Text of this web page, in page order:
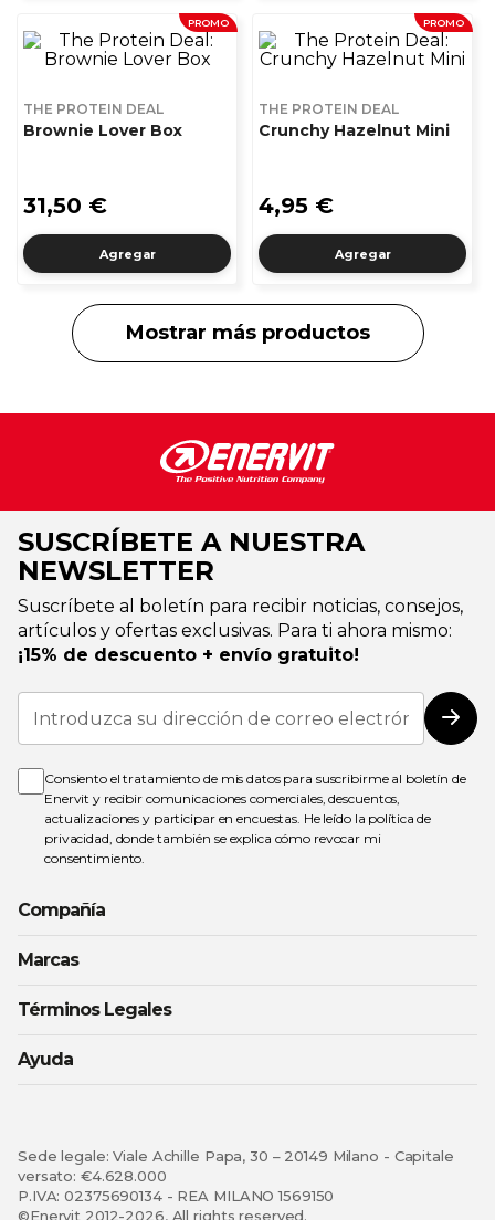
PROMO
THE PROTEIN DEAL
Brownie Lover Box
31,50 €
Agregar
PROMO
THE PROTEIN DEAL
Crunchy Hazelnut Mini
4,95 €
Agregar
Mostrar más productos
SUSCRÍBETE A NUESTRA
NEWSLETTER
Suscríbete al boletín para recibir noticias, consejos,
artículos y ofertas exclusivas. Para ti ahora mismo:
¡15% de descuento + envío gratuito!
Inscríbase
nuestro
de
noticias:
Consiento el tratamiento de mis datos para suscribirme al boletín de
Enervit y recibir comunicaciones comerciales, descuentos,
actualizaciones y participar en encuestas. He leído la política de
privacidad, donde también se explica cómo revocar mi
consentimiento.
Compañía
Marcas
Términos Legales
Ayuda
Sede legale: Viale Achille Papa, 30 – 20149 Milano - Capitale
versato: €4.628.000
P.IVA: 02375690134 - REA MILANO 1569150
©Enervit 2012-2026, All rights reserved.